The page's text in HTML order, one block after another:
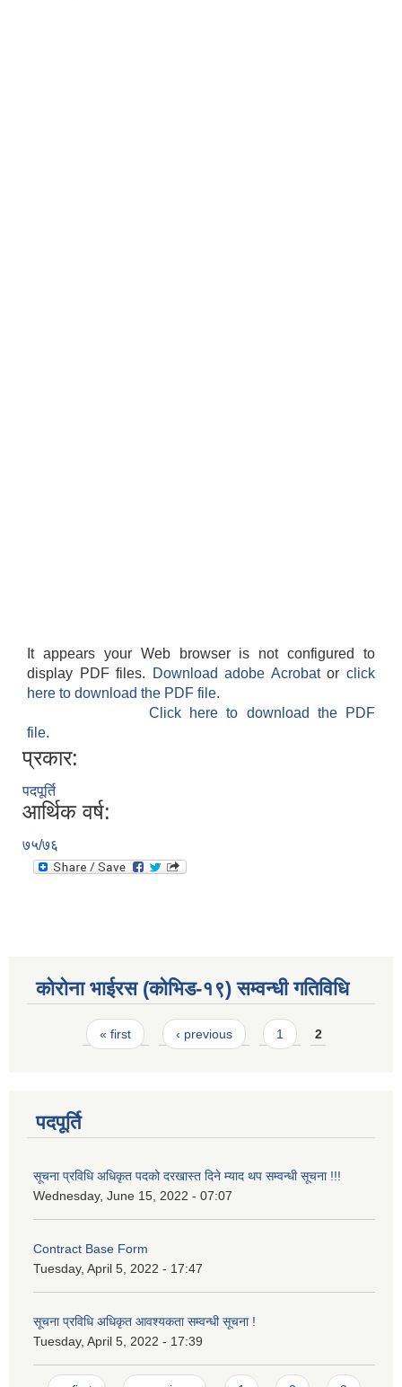
It appears your Web browser is not configured to
display PDF files.
Download adobe Acrobatorclick
here to download the PDF file.
Click here to download the PDF
file.
प्रकार:
पदपूर्ति
आर्थिक वर्ष:
७५/७६
कोरोना भाईरस (कोभिड-१९) सम्वन्धी गतिविधि
Pages« first ‹ previous 1 2
पदपूर्ति
सूचना प्रविधि अधिकृत पदको दरखास्त दिने म्याद थप सम्वन्धी सूचना !!!
Wednesday, June 15, 2022 - 07:07
Contract Base Form
Tuesday, April 5, 2022 - 17:47
सूचना प्रविधि अधिकृत आवश्यकता सम्वन्धी सूचना !
Tuesday, April 5, 2022 - 17:39